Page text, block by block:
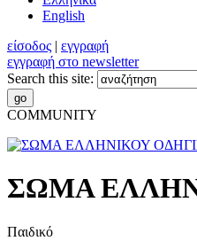
English
είσοδος | εγγραφή
εγγραφή στο newsletter
Search this site:
COMMUNITY
ΣΩΜΑ
Παιδικό